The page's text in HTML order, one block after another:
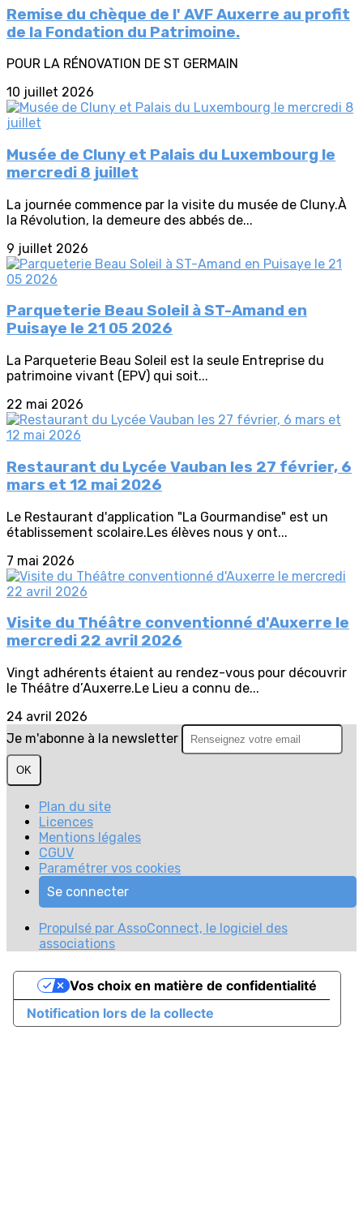
Remise du chèque de l' AVF Auxerre au profit
de la Fondation du Patrimoine.
POUR LA RÉNOVATION DE ST GERMAIN
10 juillet 2026
Musée de Cluny et Palais du Luxembourg le
mercredi 8 juillet
La journée commence par la visite du musée de Cluny.À
la Révolution, la demeure des abbés de...
9 juillet 2026
Parqueterie Beau Soleil à ST-Amand en
Puisaye le 21 05 2026
La Parqueterie Beau Soleil est la seule Entreprise du
patrimoine vivant (EPV) qui soit...
22 mai 2026
Restaurant du Lycée Vauban les 27 février, 6
mars et 12 mai 2026
Le Restaurant d'application "La Gourmandise" est un
établissement scolaire.Les élèves nous y ont...
7 mai 2026
Visite du Théâtre conventionné d'Auxerre le
mercredi 22 avril 2026
Vingt adhérents étaient au rendez-vous pour découvrir
le Théâtre d’Auxerre.Le Lieu a connu de...
24 avril 2026
Je m'abonne à la newsletter
OK
Plan du site
Licences
Mentions légales
CGUV
Paramétrer vos cookies
Se connecter
Propulsé par AssoConnect, le logiciel des
associations
Notification lors de la collecte
Vos choix en matière de confidentialité